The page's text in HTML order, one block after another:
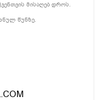
მისაღებ დროს.
წუნზე.